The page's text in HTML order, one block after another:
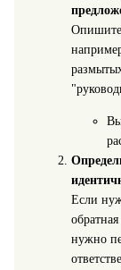
Если
нужно